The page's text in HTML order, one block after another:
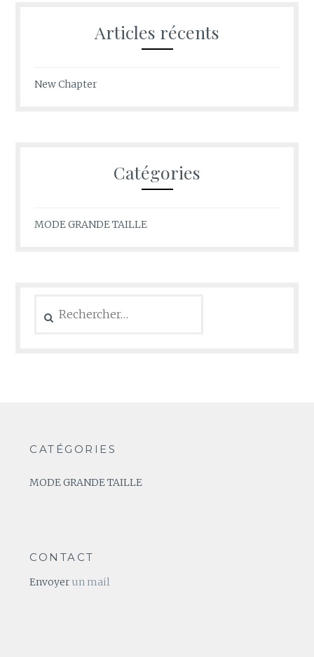
Articles récents
New Chapter
Catégories
MODE GRANDE TAILLE
CATÉGORIES
MODE GRANDE TAILLE
CONTACT
Envoyerun mail